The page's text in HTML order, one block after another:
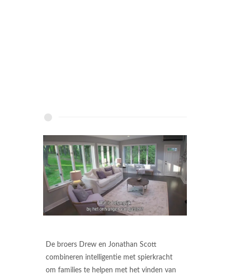
De broers Drew en Jonathan Scott
combineren intelligentie met spierkracht
om families te helpen met het vinden van